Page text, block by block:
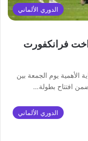
الدوري الألماني
فرانكفورت
يوم الجمعة بين
افتتاح بطولة…
الدوري الألماني